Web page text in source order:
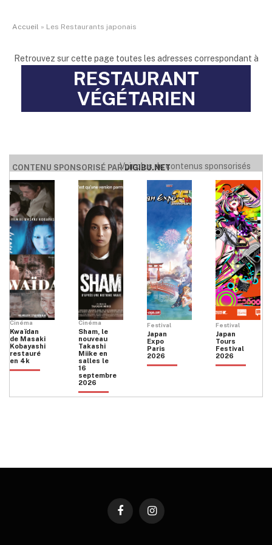
Accueil » Les Restaurants japonais
Retrouvez sur cette page toutes les adresses correspondant à
RESTAURANT
VÉGÉTARIEN
CONTENU SPONSORISÉ PARDIGIBU.NET
Voir plus de contenus sponsorisés
Cinéma
Kwaïdan
de Masaki
Kobayashi
restauré
en 4k
Cinéma
Sham, le
nouveau
Takashi
Miike en
salles le
16
septembre
2026
Festival
Japan
Expo
Paris
2026
Festival
Japan
Tours
Festival
2026
FacebookInstagram